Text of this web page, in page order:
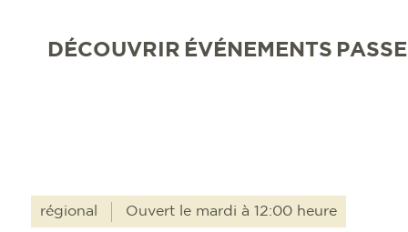
DÉCOUVRIR ÉVÉNEMENTS
régional Ouvert le mardi à 12:00 heure